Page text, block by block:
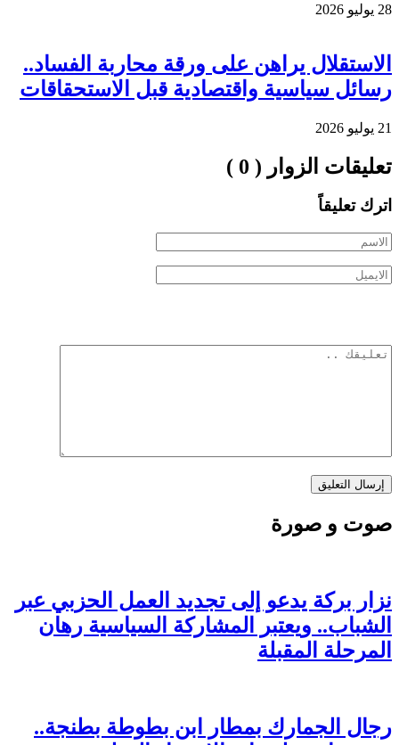
28 يوليو 2026
الاستقلال يراهن على ورقة محاربة الفساد..
رسائل سياسية واقتصادية قبل الاستحقاقات
21 يوليو 2026
تعليقات الزوار ( 0 )
اترك تعليقاً
صوت و صورة
نزار بركة يدعو إلى تجديد العمل الحزبي عبر
الشباب.. ويعتبر المشاركة السياسية رهان
المرحلة المقبلة
رجال الجمارك بمطار ابن بطوطة بطنجة..